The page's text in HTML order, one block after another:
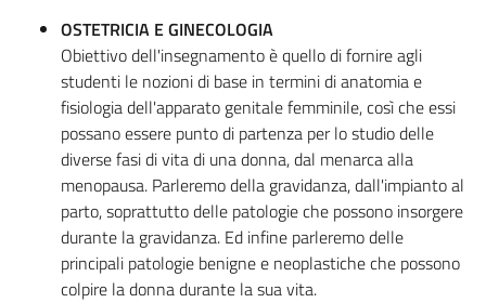
OSTETRICIA E GINECOLOGIA
Obiettivo dell'insegnamento è quello di fornire agli
studenti le nozioni di base in termini di anatomia e
fisiologia dell'apparato genitale femminile, così che essi
possano essere punto di partenza per lo studio delle
diverse fasi di vita di una donna, dal menarca alla
menopausa. Parleremo della gravidanza, dall'impianto al
parto, soprattutto delle patologie che possono insorgere
durante la gravidanza. Ed infine parleremo delle
principali patologie benigne e neoplastiche che possono
colpire la donna durante la sua vita.